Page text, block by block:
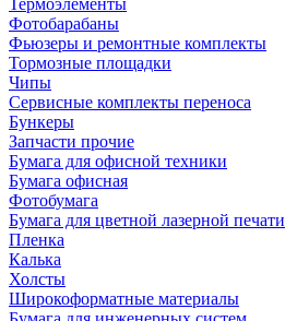
Термоэлементы
Фотобарабаны
Фьюзеры и ремонтные комплекты
Тормозные площадки
Чипы
Сервисные комплекты переноса
Бункеры
Запчасти прочие
Бумага для офисной техники
Бумага офисная
Фотобумага
Бумага для цветной лазерной печати
Пленка
Калька
Холсты
Широкоформатные материалы